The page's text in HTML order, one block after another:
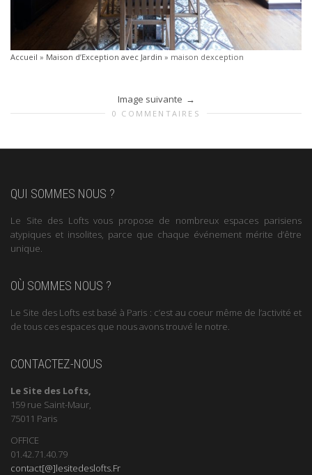
Accueil » Maison d’Exception avec Jardin » maison dexception
Image suivante
0 COMMENTAIRES
QUI SOMMES NOUS ?
Le Site des Lofts vous propose de nombreux espaces parisiens
atypiques et insolites, parce que chaque événement mérite d’être
unique.
OÙ SOMMES NOUS ?
Le Site des Lofts est basé à Paris : c’est au coeur même de l’activité et
de tous ces espaces que nous avons trouvé le notre.
CONTACTEZ-NOUS
Le Site des Lofts,
159 rue Saint-Maur,
75011 Paris
OFFICE
01.42.71.40.79
contact[@]lesitedeslofts.Fr